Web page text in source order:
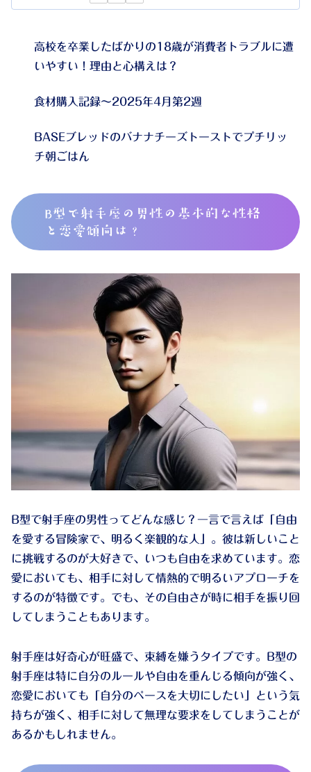
高校を卒業したばかりの18歳が消費者トラブルに遭
いやすい！理由と心構えは？
食材購入記録～2025年4月第2週
BASEブレッドのバナナチーズトーストでプチリッ
チ朝ごはん
B型で射手座の男性の基本的な性格
と恋愛傾向は？
B型で射手座の男性ってどんな感じ？一言で言えば「自由
を愛する冒険家で、明るく楽観的な人」。彼は新しいこと
に挑戦するのが大好きで、いつも自由を求めています。恋
愛においても、相手に対して情熱的で明るいアプローチを
するのが特徴です。でも、その自由さが時に相手を振り回
してしまうこともあります。
射手座は好奇心が旺盛で、束縛を嫌うタイプです。B型の
射手座は特に自分のルールや自由を重んじる傾向が強く、
恋愛においても「自分のペースを大切にしたい」という気
持ちが強く、相手に対して無理な要求をしてしまうことが
あるかもしれません。